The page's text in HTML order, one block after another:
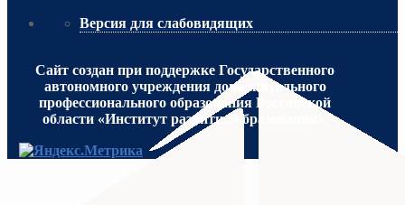
МИНИСТЕРСТВО ПРОСВЕЩЕНИЯ
Версия для слабовидящих
Сайт создан при поддержке Государственного
автономного учреждения дополнительного
профессионального образования Ростовской
области «Институт развития образования».